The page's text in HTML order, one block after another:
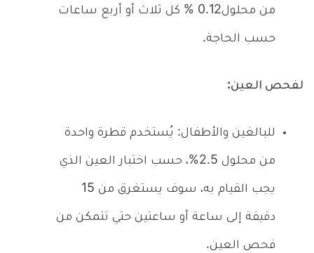
من محلول0.12 % كل ثلاث أو أربع ساعات
حسب الحاجة.
لفحص العين:
للبالغين والأطفال: يُستخدم قطرة واحدة
من محلول 2.5%، حسب اختبار العين الذي
يجب القيام به، سوف يستغرق من 15
دقيقة إلى ساعة أو ساعتين حتي تتمكن من
فحص العين.